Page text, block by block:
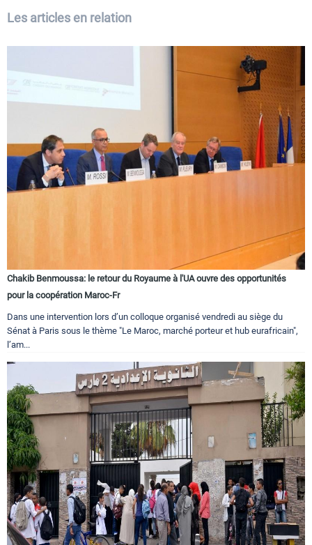
Les articles en relation
Chakib Benmoussa: le retour du Royaume à l'UA ouvre des opportunités
pour la coopération Maroc-Fr
Dans une intervention lors d’un colloque organisé vendredi au siège du
Sénat à Paris sous le thème "Le Maroc, marché porteur et hub eurafricain",
l’am...